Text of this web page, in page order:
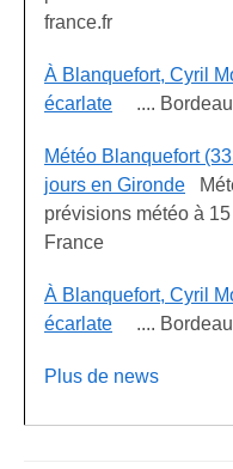
france.fr
À Blanquefort, Cyril
écarlate ....
Météo Blanquefort
jours en Gironde
prévisions météo à
France
À Blanquefort, Cyril
écarlate ....
Plus de news